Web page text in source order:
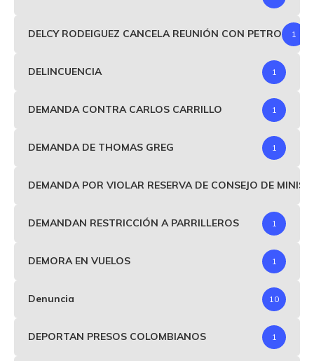
DELCY RODEIGUEZ CANCELA REUNIÓN CON PETRO 1
DELINCUENCIA 1
DEMANDA CONTRA CARLOS CARRILLO 1
DEMANDA DE THOMAS GREG 1
DEMANDA POR VIOLAR RESERVA DE CONSEJO DE
DEMANDAN RESTRICCIÓN A PARRILLEROS 1
DEMORA EN VUELOS 1
Denuncia 10
DEPORTAN PRESOS COLOMBIANOS 1